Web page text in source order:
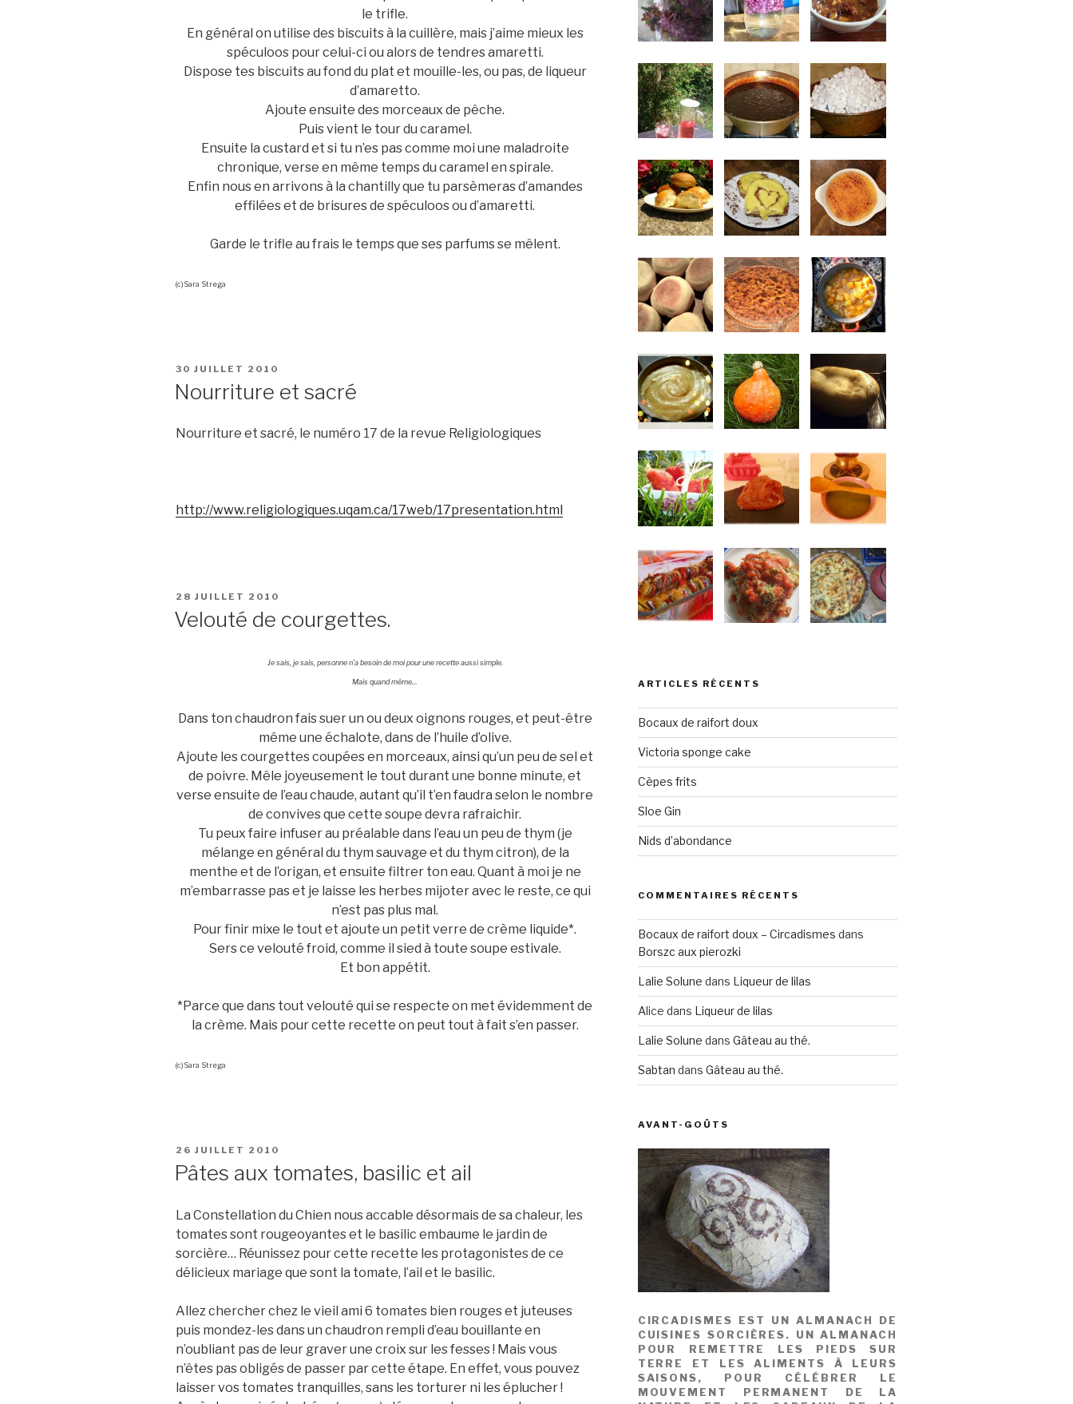
le trifle.
En général on utilise des biscuits à la cuillère, mais j’aime mieux les
spéculoos pour celui-ci ou alors de tendres amaretti.
Dispose tes biscuits au fond du plat et mouille-les, ou pas, de liqueur
d’amaretto.
Ajoute ensuite des morceaux de pêche.
Puis vient le tour du caramel.
Ensuite la custard et si tu n’es pas comme moi une maladroite
chronique, verse en même temps du caramel en spirale.
Enfin nous en arrivons à la chantilly que tu parsèmeras d’amandes
effilées et de brisures de spéculoos ou d’amaretti.
Garde le trifle au frais le temps que ses parfums se mêlent.
(c)Sara Strega
PUBLIÉ
30 JUILLET 2010
Nourriture et sacré
Nourriture et sacré, le numéro 17 de la revue Religiologiques
http://www.religiologiques.uqam.ca/17web/17presentation.html
PUBLIÉ
28 JUILLET 2010
Velouté de courgettes.
Je sais, je sais, personne n’a besoin de moi pour une recette aussi simple.
Mais quand même…
Dans ton chaudron fais suer un ou deux oignons rouges, et peut-être
même une échalote, dans de l’huile d’olive.
Ajoute les courgettes coupées en morceaux, ainsi qu’un peu de sel et
de poivre. Mêle joyeusement le tout durant une bonne minute, et
verse ensuite de l’eau chaude, autant qu’il t’en faudra selon le nombre
de convives que cette soupe devra rafraichir.
Tu peux faire infuser au préalable dans l’eau un peu de thym (je
mélange en général du thym sauvage et du thym citron), de la
menthe et de l’origan, et ensuite filtrer ton eau. Quant à moi je ne
m’embarrasse pas et je laisse les herbes mijoter avec le reste, ce qui
n’est pas plus mal.
Pour finir mixe le tout et ajoute un petit verre de crème liquide*.
Sers ce velouté froid, comme il sied à toute soupe estivale.
Et bon appétit.
*Parce que dans tout velouté qui se respecte on met évidemment de
la crème. Mais pour cette recette on peut tout à fait s’en passer.
(c)Sara Strega
PUBLIÉ
26 JUILLET 2010
Pâtes aux tomates, basilic et ail
La Constellation du Chien nous accable désormais de sa chaleur, les
tomates sont rougeoyantes et le basilic embaume le jardin de
sorcière… Réunissez pour cette recette les protagonistes de ce
délicieux mariage que sont la tomate, l’ail et le basilic.
Allez chercher chez le vieil ami 6 tomates bien rouges et juteuses
puis mondez-les dans un chaudron rempli d’eau bouillante en
n’oubliant pas de leur graver une croix sur les fesses ! Mais vous
n’êtes pas obligés de passer par cette étape. En effet, vous pouvez
laisser vos tomates tranquilles, sans les torturer ni les éplucher !
ARTICLES RÉCENTS
Bocaux de raifort doux
Victoria sponge cake
Cèpes frits
Sloe Gin
Nids d’abondance
COMMENTAIRES RÉCENTS
Bocaux de raifort doux – Circadismes dans
Borszc aux pierozki
Lalie Solune dans Liqueur de lilas
Alice dans Liqueur de lilas
Lalie Solune dans Gâteau au thé.
Sabtan dans Gâteau au thé.
AVANT-GOÛTS
CIRCADISMES EST UN ALMANACH DE
CUISINES SORCIÈRES. UN ALMANACH
POUR REMETTRE LES PIEDS SUR
TERRE ET LES ALIMENTS À LEURS
SAISONS, POUR CÉLÉBRER LE
MOUVEMENT PERMANENT DE LA